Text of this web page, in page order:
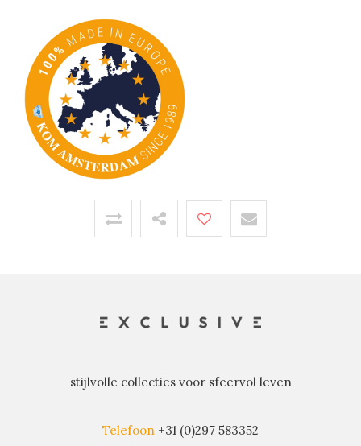
stijlvolle collecties voor sfeervol leven
Telefoon +31 (0)297 583352